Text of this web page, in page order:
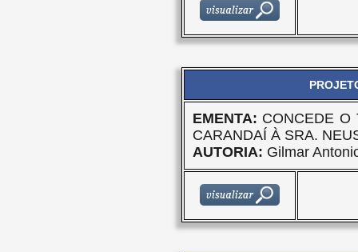
EMENTA: CONCEDE O
CARANDAÍ À SRA.
AUTORIA: Gilmar